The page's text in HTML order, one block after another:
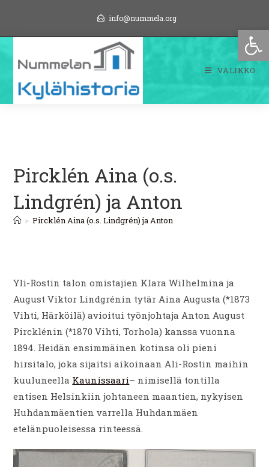
sisältöön
info@nummela.org
VALIKKO
Pircklén Aina (o.s.
Lindgrén) ja Anton
> Pircklén Aina (o.s. Lindgrén) ja Anton
Yli-Rostin talon omistajien Klara Wilhelmina ja
August Viktor Lindgrénin tytär Aina Augusta (*1873
Vihti, Härköilä) avioitui työnjohtaja Anton August
Pircklénin (*1870 Vihti, Torhola) kanssa vuonna
1894. Heidän ensimmäinen kotinsa oli pieni
hirsitalo, joka sijaitsi aikoinaan Ali-Rostin maihin
kuuluneella Kaunissaari– nimisellä tontilla
entisen Helsinkiin johtaneen maantien, nykyisen
Huhdanmäentien varrella Huhdanmäen
etelänpuoleisessa rinteessä.